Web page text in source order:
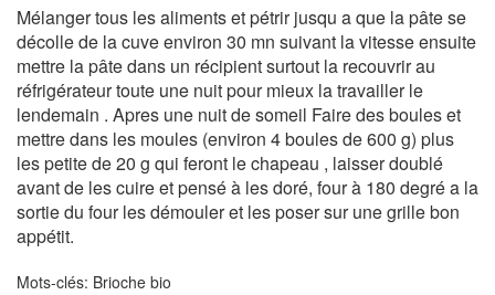
Mélanger tous les aliments et pétrir jusqu a que la pâte se
décolle de la cuve environ 30 mn suivant la vitesse ensuite
mettre la pâte dans un récipient surtout la recouvrir au
réfrigérateur toute une nuit pour mieux la travailler le
lendemain . Apres une nuit de someil Faire des boules et
mettre dans les moules (environ 4 boules de 600 g) plus
les petite de 20 g qui feront le chapeau , laisser doublé
avant de les cuire et pensé à les doré, four à 180 degré a la
sortie du four les démouler et les poser sur une grille bon
appétit.
Mots-clés: Brioche bio